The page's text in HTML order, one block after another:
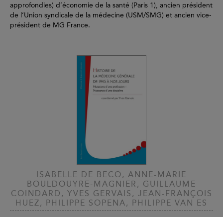
approfondies) d’économie de la santé (Paris 1), ancien président
de l’Union syndicale de la médecine (USM/SMG) et ancien vice-
président de MG France.
ISABELLE DE BECO, ANNE-MARIE
BOULDOUYRE-MAGNIER, GUILLAUME
COINDARD, YVES GERVAIS, JEAN-FRANÇOIS
HUEZ, PHILIPPE SOPENA, PHILIPPE VAN ES